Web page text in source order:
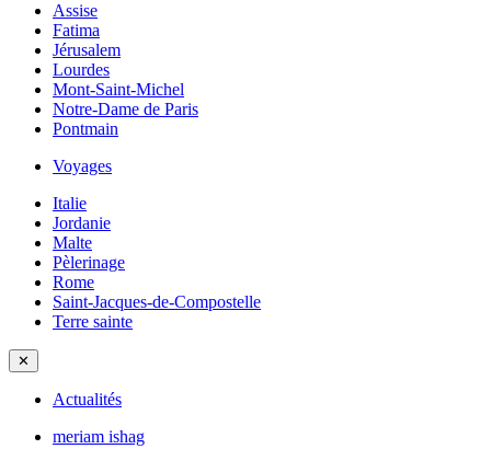
Assise
Fatima
Jérusalem
Lourdes
Mont-Saint-Michel
Notre-Dame de Paris
Pontmain
Voyages
Italie
Jordanie
Malte
Pèlerinage
Rome
Saint-Jacques-de-Compostelle
Terre sainte
✕
Actualités
meriam ishag